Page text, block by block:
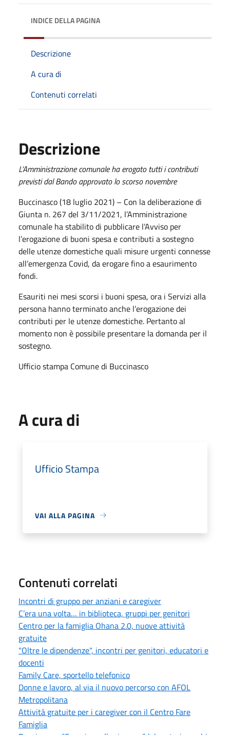
INDICE DELLA PAGINA
Descrizione
A cura di
Contenuti correlati
Descrizione
L’Amministrazione comunale ha erogato tutti i contributi
previsti dal Bando approvato lo scorso novembre
Buccinasco (18 luglio 2021) – Con la deliberazione di
Giunta n. 267 del 3/11/2021, l’Amministrazione
comunale ha stabilito di pubblicare l’Avviso per
l’erogazione di buoni spesa e contributi a sostegno
delle utenze domestiche quali misure urgenti connesse
all’emergenza Covid, da erogare fino a esaurimento
fondi.
Esauriti nei mesi scorsi i buoni spesa, ora i Servizi alla
persona hanno terminato anche l’erogazione dei
contributi per le utenze domestiche. Pertanto al
momento non è possibile presentare la domanda per il
sostegno.
Ufficio stampa Comune di Buccinasco
A cura di
Ufficio Stampa
VAI ALLA PAGINA
Contenuti correlati
Incontri di gruppo per anziani e caregiver
C’era una volta… in biblioteca, gruppi per genitori
Centro per la famiglia Ohana 2.0, nuove attività
gratuite
"Oltre le dipendenze", incontri per genitori, educatori e
docenti
Family Care, sportello telefonico
Donne e lavoro, al via il nuovo percorso con AFOL
Metropolitana
Attività gratuite per i caregiver con il Centro Fare
Famiglia